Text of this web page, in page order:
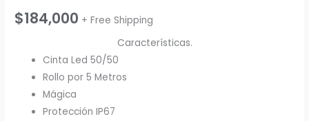
$184,000 + Free Shipping
Características.
Cinta Led 50/50
Rollo por 5 Metros
Mágica
Protección IP67